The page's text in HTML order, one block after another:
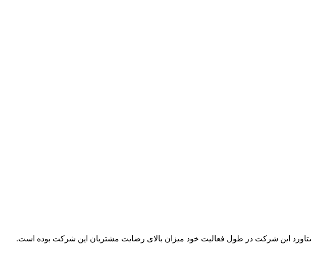
این شرکت در طول فعالیت خود میزان بالای رضایت مشتریان این شرکت بوده است.